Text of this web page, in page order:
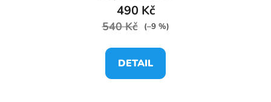
490 Kč
540 Kč (–9 %)
DETAIL